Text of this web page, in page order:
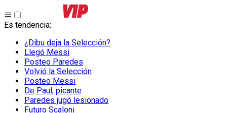
Es tendencia:
¿Dibu deja la Selección?
Llegó Messi
Posteo Paredes
Volvió la Selección
Posteo Messi
De Paul, picante
Paredes jugó lesionado
Futuro Scaloni